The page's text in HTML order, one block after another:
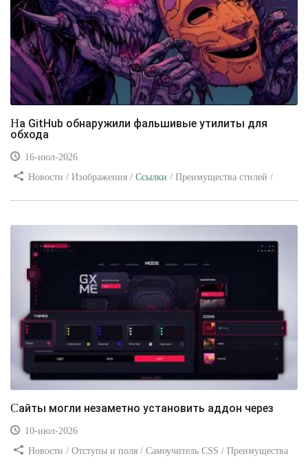
На GitHub обнаружили фальшивые утилиты для
обхода
16-июл-2026
Новости / Изображения / Ссылки / Преимущества стилей /
Сайты могли незаметно установить аддон через
10-июл-2026
Новости / Отступы и поля / Самоучитель CSS / Преимущества